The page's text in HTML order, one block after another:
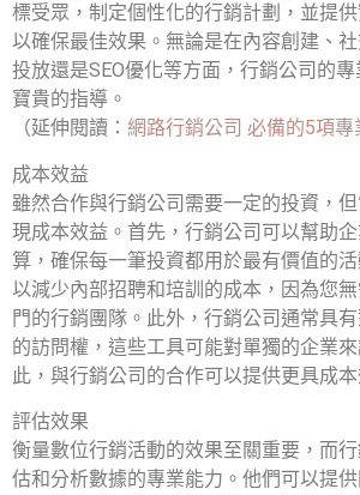
標受眾，制定個性化的行銷計劃，並提供
以確保最佳效果。無論是在內容創建、
投放還是SEO優化等方面，行銷公司的
寶貴的指導。
（延伸閱讀： 網路行銷公司 必備的5項專
成本效益
雖然合作與行銷公司需要一定的投資，
現成本效益。首先，行銷公司可以幫助
算，確保每一筆投資都用於最有價值的
以減少內部招聘和培訓的成本，因為您
門的行銷團隊。此外，行銷公司通常具
的訪問權，這些工具可能對單獨的企業
此，與行銷公司的合作可以提供更具成本
評估效果
衡量數位行銷活動的效果至關重要，而
估和分析數據的專業能力。他們可以提